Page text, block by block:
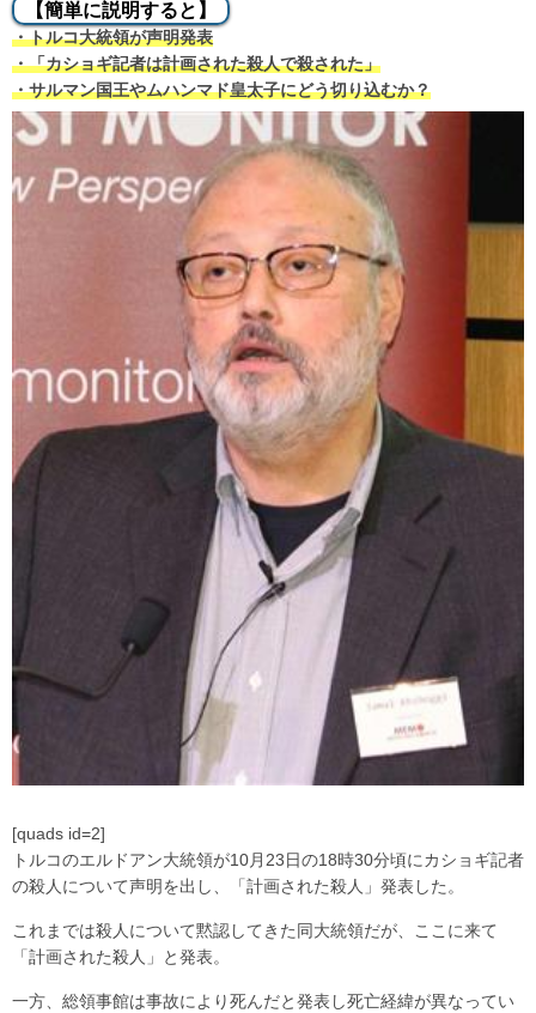
【簡単に説明すると】
・トルコ大統領が声明発表
・「カショギ記者は計画された殺人で殺された」
・サルマン国王やムハンマド皇太子にどう切り込むか？
[quads id=2]
トルコのエルドアン大統領が10月23日の18時30分頃にカショギ記者
の殺人について声明を出し、「計画された殺人」発表した。
これまでは殺人について黙認してきた同大統領だが、ここに来て
「計画された殺人」と発表。
一方、総領事館は事故により死んだと発表し死亡経緯が異なってい